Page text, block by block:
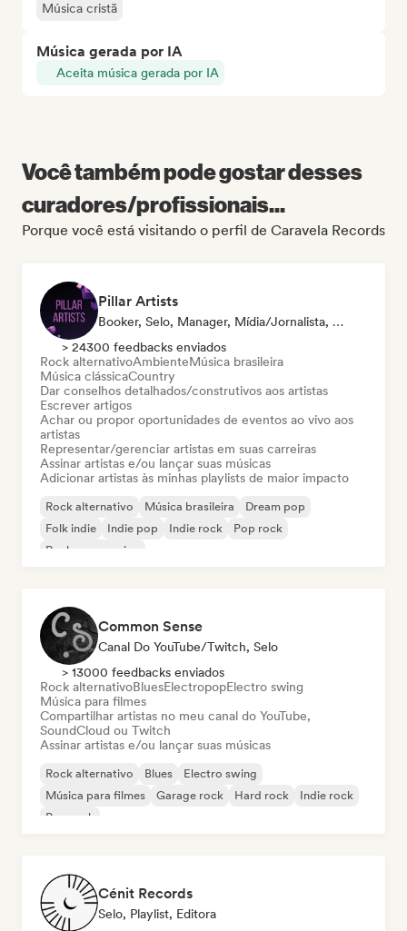
Música cristã
Música gerada por IA
Aceita música gerada por IA
Você também pode gostar desses
curadores/profissionais...
Porque você está visitando o perfil de Caravela Records
Pillar Artists
Booker, Selo, Manager, Mídia/Jornalista, Mentor, Playlist
> 24300 feedbacks enviados
Rock alternativoAmbienteMúsica brasileira
Música clássicaCountry
Dar conselhos detalhados/construtivos aos artistas
Escrever artigos
Achar ou propor oportunidades de eventos ao vivo aos
artistas
Representar/gerenciar artistas em suas carreiras
Assinar artistas e/ou lançar suas músicas
Adicionar artistas às minhas playlists de maior impacto
Rock alternativo Música brasileira
Dream pop
Folk indie
Indie pop Indie rock
Pop rock
Rock progressivo
Common Sense
Canal Do YouTube/Twitch, Selo
> 13000 feedbacks enviados
Rock alternativoBluesElectropopElectro swing
Música para filmes
Compartilhar artistas no meu canal do YouTube,
SoundCloud ou Twitch
Assinar artistas e/ou lançar suas músicas
Rock alternativo Blues
Electro swing
Música para filmes
Garage rock Hard rock
Indie rock
Pop rock
Cénit Records
Selo, Playlist, Editora